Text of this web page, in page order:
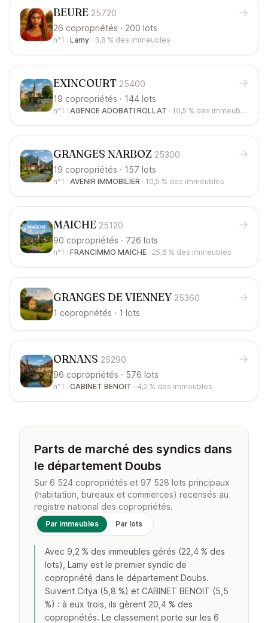
BEURE 25720
26 copropriétés · 200 lots
n°1 : Lamy · 3,8 % des immeubles
EXINCOURT 25400
19 copropriétés · 144 lots
n°1 : AGENCE ADOBATI ROLLAT · 10,5 % des immeubles
GRANGES NARBOZ 25300
19 copropriétés · 157 lots
n°1 : AVENIR IMMOBILIER · 10,5 % des immeubles
MAICHE 25120
90 copropriétés · 726 lots
n°1 : FRANCIMMO MAICHE · 25,6 % des immeubles
GRANGES DE VIENNEY 25360
1 copropriétés · 1 lots
ORNANS 25290
96 copropriétés · 576 lots
n°1 : CABINET BENOIT · 4,2 % des immeubles
Parts de marché des syndics dans
le département Doubs
Sur 6 524 copropriétés et 97 528 lots principaux
(habitation, bureaux et commerces) recensés au
registre national des copropriétés.
Par immeubles Par lots
Avec 9,2 % des immeubles gérés (22,4 % des
lots), Lamy est le premier syndic de
copropriété dans le département Doubs.
Suivent Citya (5,8 %) et CABINET BENOIT (5,5
%) : à eux trois, ils gèrent 20,4 % des
copropriétés. Le classement porte sur les 6